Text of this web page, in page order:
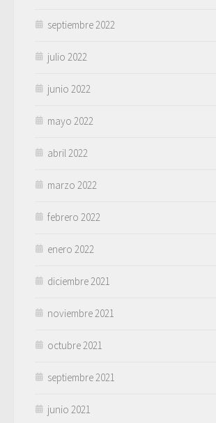
septiembre 2022
julio 2022
junio 2022
mayo 2022
abril 2022
marzo 2022
febrero 2022
enero 2022
diciembre 2021
noviembre 2021
octubre 2021
septiembre 2021
junio 2021